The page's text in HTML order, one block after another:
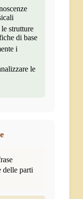
strutture
di base
i
le
delle parti